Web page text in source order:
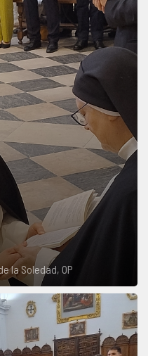
la Soledad, OP